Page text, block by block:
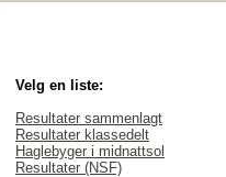
Velg en liste:
Resultater sammenlagt
Resultater klassedelt
Haglebyger i midnattsol
Resultater (NSF)